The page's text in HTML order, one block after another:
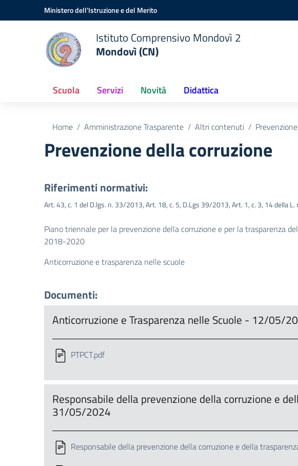
Vai ai contenuti
Vai al menu di navigazioneMinistero dell'Istruzione e del Merito
Istituto Comprensivo Mondovì 2
Mondovì (CN)
Scuola Servizi Novità Didattica
Home Amministrazione Trasparente Altri contenuti
Prevenzione della corruzione
Riferimenti normativi:
Art. 43, c. 1 del D.lgs. n. 33/2013, Art. 18, c. 5, D.Lgs 39/2013, Art. 1, c. 3, 14 della
Piano triennale per la prevenzione della corruzione e per la trasparenza
2018-2020
Anticorruzione e trasparenza nelle scuole
Documenti:
Anticorruzione e Trasparenza nelle Scuole - 12/05/
PTPCT.pdf
Responsabile della prevenzione della corruzione e
31/05/2024
Responsabile della prevenzione della corruzione e della